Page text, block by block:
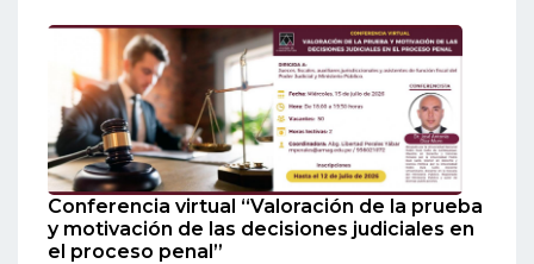
Conferencia virtual “Valoración de la prueba
y motivación de las decisiones judiciales en
el proceso penal”